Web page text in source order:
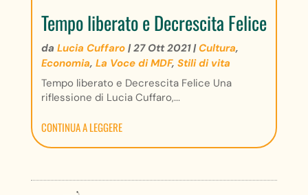
Tempo liberato e Decrescita Felice
da Lucia Cuffaro|27 Ott 2021| Cultura,
Economia, La Voce di MDF, Stili di vita
Tempo liberato e Decrescita Felice Una
riflessione di Lucia Cuffaro,...
CONTINUA A LEGGERE